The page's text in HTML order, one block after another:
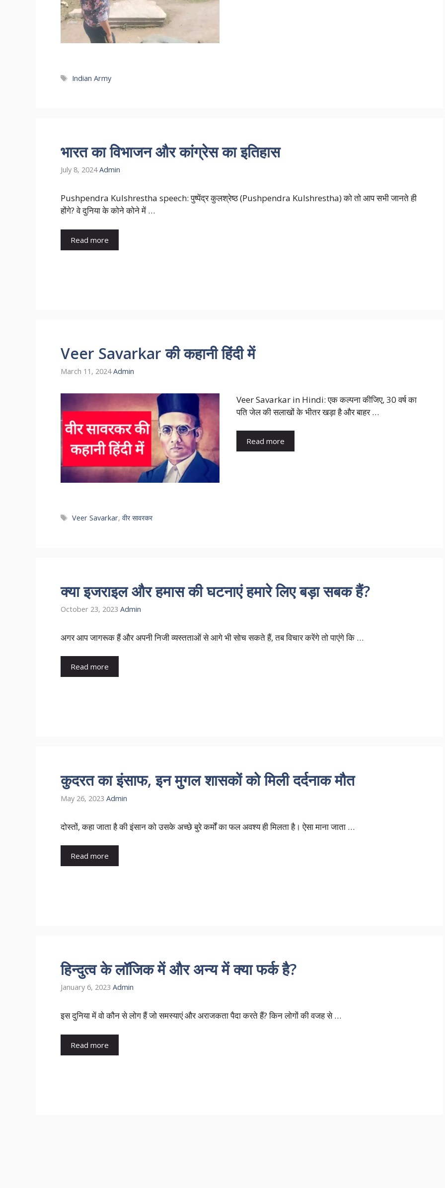
Tags
Indian Army
भारत का विभाजन और कांग्रेस का इतिहास
July 8, 2024 Admin
Pushpendra Kulshrestha speech: पुष्पेंद्र कुलश्रेष्ठ (Pushpendra Kulshrestha) को तो आप सभी जानते ही
होंगे? वे दुनिया के कोने कोने में …
Read more
Veer Savarkar की कहानी हिंदी में
March 11, 2024 Admin
Veer Savarkar in Hindi: एक कल्पना कीजिए, 30 वर्ष का
पति जेल की सलाखों के भीतर खड़ा है और बाहर …
Read more
Tags
Veer Savarkar,वीर सावरकर
क्या इजराइल और हमास की घटनाएं हमारे लिए बड़ा सबक हैं?
October 23, 2023 Admin
अगर आप जागरूक हैं और अपनी निजी व्यस्तताओं से आगे भी सोच सकते हैं, तब विचार करेंगे तो पाएंगे कि …
Read more
कुदरत का इंसाफ, इन मुगल शासकों को मिली दर्दनाक मौत
May 26, 2023 Admin
दोस्तों, कहा जाता है की इंसान को उसके अच्छे बुरे कर्मों का फल अवश्य ही मिलता है। ऐसा माना जाता …
Read more
हिन्दुत्व के लॉजिक में और अन्य में क्या फर्क है?
January 6, 2023 Admin
इस दुनिया में वो कौन से लोग हैं जो समस्याएं और अराजकता पैदा करते हैं? किन लोगों की वजह से …
Read more